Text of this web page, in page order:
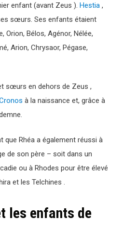
enfant (avant Zeus ). Hestia ,
sœurs. Ses enfants étaient
Orion, Bélos, Agénor, Nélée,
Arion, Chrysaor, Pégase,
sœurs en dehors de Zeus ,
à la naissance et, grâce à
que Rhéa a également réussi à
de son père – soit dans un
ou à Rhodes pour être élevé
et les Telchines .
les enfants de